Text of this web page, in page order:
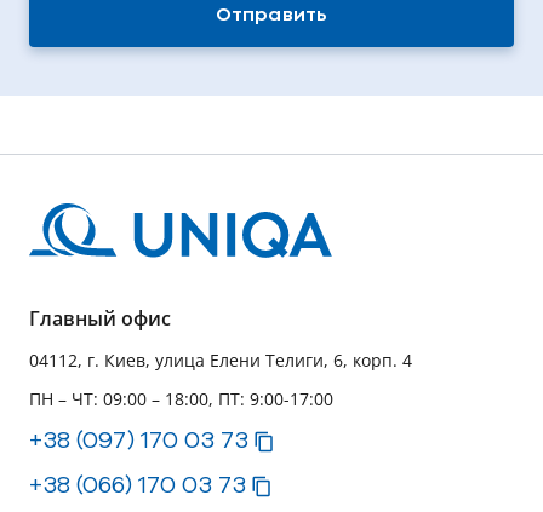
Отправить
Главный офис
04112, г. Киев, улица Елени Телиги, 6, корп. 4
ПН – ЧТ: 09:00 – 18:00, ПТ: 9:00-17:00
+38 (097) 170 03 73
+38 (066) 170 03 73